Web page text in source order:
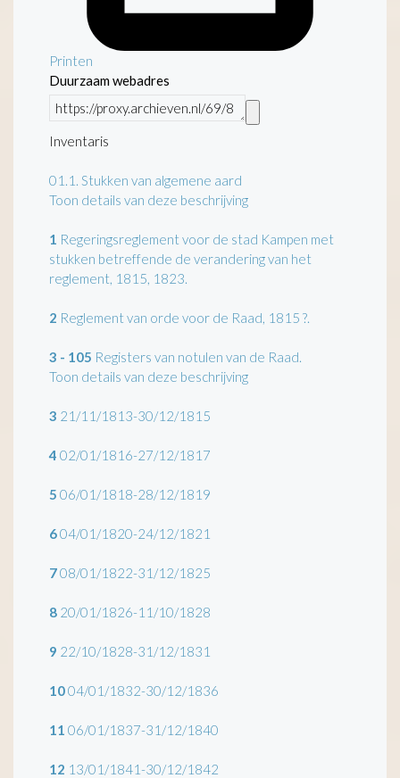
Printen
Duurzaam webadres
Inventaris
01.1. Stukken van algemene aard
Toon details van deze beschrijving
1 Regeringsreglement voor de stad Kampen met
stukken betreffende de verandering van het
reglement, 1815, 1823.
2 Reglement van orde voor de Raad, 1815 ?.
3 - 105 Registers van notulen van de Raad.
Toon details van deze beschrijving
3 21/11/1813-30/12/1815
4 02/01/1816-27/12/1817
5 06/01/1818-28/12/1819
604/01/1820-24/12/1821
708/01/1822-31/12/1825
8 20/01/1826-11/10/1828
9 22/10/1828-31/12/1831
1004/01/1832-30/12/1836
11 06/01/1837-31/12/1840
12 13/01/1841-30/12/1842